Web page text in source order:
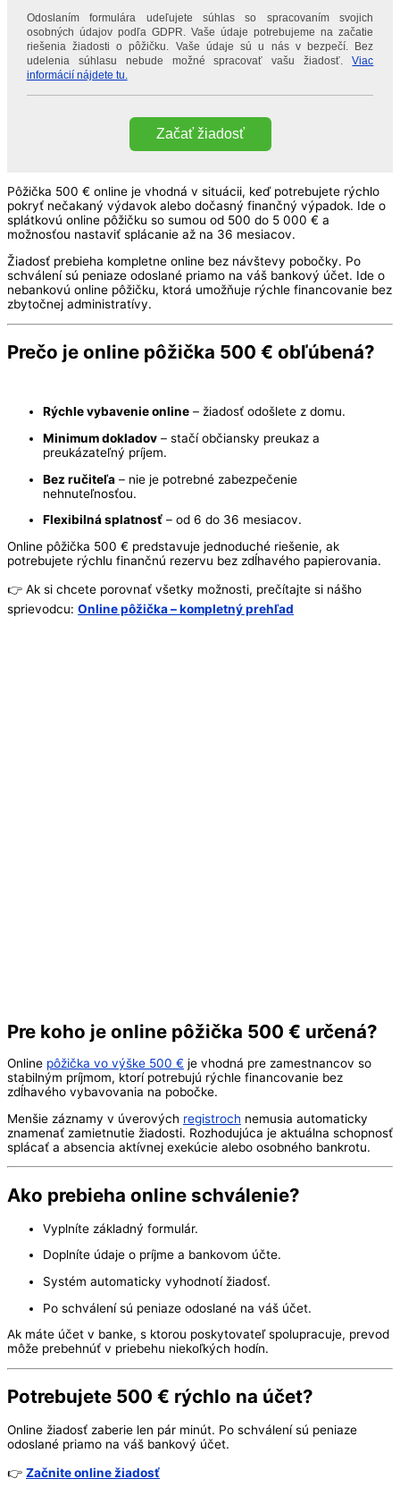
Odoslaním formulára udeľujete súhlas so spracovaním svojich
osobných údajov podľa GDPR. Vaše údaje potrebujeme na začatie
riešenia žiadosti o pôžičku. Vaše údaje sú u nás v bezpečí. Bez
udelenia súhlasu nebude možné spracovať vašu žiadosť.Viac
informácií nájdete tu.
Začať žiadosť
Pôžička 500 € online je vhodná v situácii, keď potrebujete rýchlo
pokryť nečakaný výdavok alebo dočasný finančný výpadok. Ide o
splátkovú online pôžičku so sumou od 500 do 5 000 € a
možnosťou nastaviť splácanie až na 36 mesiacov.
Žiadosť prebieha kompletne online bez návštevy pobočky. Po
schválení sú peniaze odoslané priamo na váš bankový účet. Ide o
nebankovú online pôžičku, ktorá umožňuje rýchle financovanie bez
zbytočnej administratívy.
Prečo je online pôžička 500 € obľúbená?
Rýchle vybavenie online – žiadosť odošlete z domu.
Minimum dokladov – stačí občiansky preukaz a
preukázateľný príjem.
Bez ručiteľa – nie je potrebné zabezpečenie
nehnuteľnosťou.
Flexibilná splatnosť – od 6 do 36 mesiacov.
Online pôžička 500 € predstavuje jednoduché riešenie, ak
potrebujete rýchlu finančnú rezervu bez zdĺhavého papierovania.
👉 Ak si chcete porovnať všetky možnosti, prečítajte si nášho
sprievodcu: Online pôžička – kompletný prehľad
Pre koho je online pôžička 500 € určená?
Online pôžička vo výške 500 € je vhodná pre zamestnancov so
stabilným príjmom, ktorí potrebujú rýchle financovanie bez
zdĺhavého vybavovania na pobočke.
Menšie záznamy v úverových registroch nemusia automaticky
znamenať zamietnutie žiadosti. Rozhodujúca je aktuálna schopnosť
splácať a absencia aktívnej exekúcie alebo osobného bankrotu.
Ako prebieha online schválenie?
Vyplníte základný formulár.
Doplníte údaje o príjme a bankovom účte.
Systém automaticky vyhodnotí žiadosť.
Po schválení sú peniaze odoslané na váš účet.
Ak máte účet v banke, s ktorou poskytovateľ spolupracuje, prevod
môže prebehnúť v priebehu niekoľkých hodín.
Potrebujete 500 € rýchlo na účet?
Online žiadosť zaberie len pár minút. Po schválení sú peniaze
odoslané priamo na váš bankový účet.
👉 Začnite online žiadosť